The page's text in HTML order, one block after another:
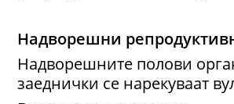
Надворешни
Надворешните полови
заеднички се нарекуваат